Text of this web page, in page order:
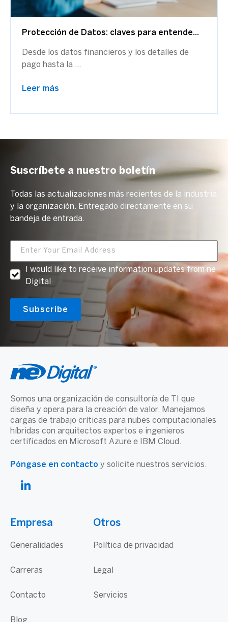
Protección de Datos: claves para entende...
Desde los datos financieros y los detalles de
pago hasta la ...
Leer más
Suscríbete a nuestro boletín
Todas las actualizaciones más recientes de la industria
y la organización. Entregado directamente en su
bandeja de entrada.
I would like to receive information updates from ne
Digital
Somos una organización de consultoría de TI que
diseña y opera para la creación de valor. Manejamos
cargas de trabajo críticas para nubes computacionales
híbridas con arquitectos expertos e ingenieros
certificados en Microsoft Azure e IBM Cloud.
Póngase en contacto y solicite nuestros servicios.
Empresa
Generalidades
Carreras
Contacto
Blog
Otros
Política de privacidad
Legal
Servicios